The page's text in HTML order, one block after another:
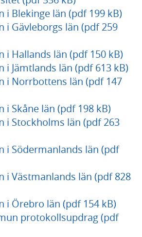
i Blekinge län (pdf 199 kB)
i Gävleborgs län (pdf 259
i Hallands län (pdf 150 kB)
i Jämtlands län (pdf 613 kB)
i Norrbottens län (pdf 147
i Skåne län (pdf 198 kB)
i Stockholms län (pdf 263
i Södermanlands län (pdf
i Västmanlands län (pdf 828
i Örebro län (pdf 154 kB)
protokollsupdrag (pdf